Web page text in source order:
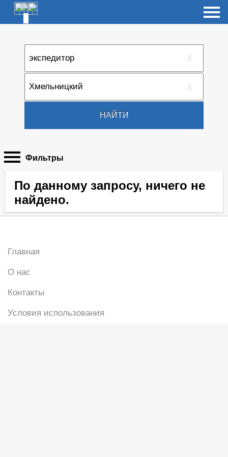
X
X
НАЙТИ
Фильтры
По данному запросу, ничего не
найдено.
Главная
О нас
Контакты
Условия использования